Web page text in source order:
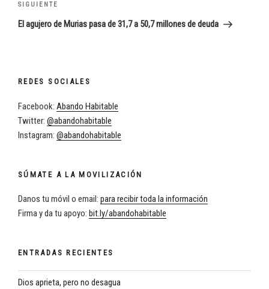
Siguiente
entrada
SIGUIENTE
El agujero de Murias pasa de 31,7 a 50,7 millones de deuda
REDES SOCIALES
Facebook: Abando Habitable
Twitter: @abandohabitable
Instagram: @abandohabitable
SÚMATE A LA MOVILIZACIÓN
Danos tu móvil o email: para recibir toda la información
Firma y da tu apoyo: bit.ly/abandohabitable
ENTRADAS RECIENTES
Dios aprieta, pero no desagua